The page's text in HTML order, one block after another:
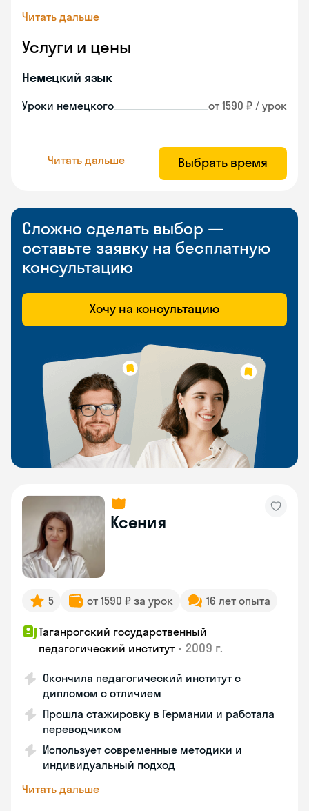
Читать дальше
Услуги и цены
Немецкий язык
Уроки немецкого от 1590 ₽ / урок
Читать дальше Выбрать время
Сложно сделать выбор —
оставьте заявку на бесплатную
консультацию
Хочу на консультацию
Ксения
5 от 1590 ₽ за урок 16 лет опыта
Таганрогский государственный
педагогический институт • 2009 г.
Окончила педагогический институт с
дипломом с отличием
Прошла стажировку в Германии и работала
переводчиком
Использует современные методики и
индивидуальный подход
Читать дальше